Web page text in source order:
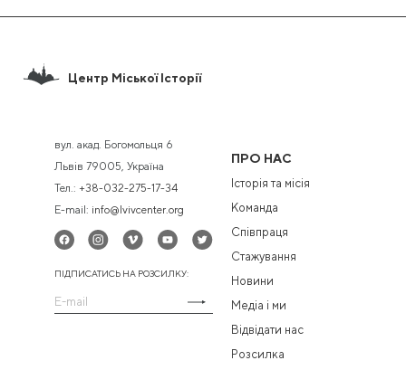
Центр Міської Історії
вул. акад. Богомольця 6
Львів 79005, Україна
Тел.: +38-032-275-17-34
E-mail: info@lvivcenter.org
ПІДПИСАТИСЬ НА РОЗСИЛКУ:
ПРО НАС
Історія та місія
Команда
Співпраця
Стажування
Новини
Медіа і ми
Відвідати нас
Розсилка